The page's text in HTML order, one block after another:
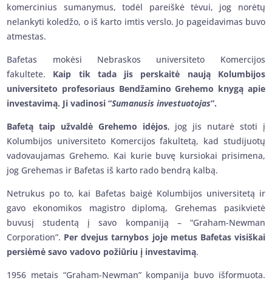
komercinius sumanymus, todėl pareiškė tėvui, jog norėtų
nelankyti koledžo, o iš karto imtis verslo. Jo pageidavimas buvo
atmestas.
Bafetas mokėsi Nebraskos universiteto Komercijos
fakultete. Kaip tik tada jis perskaitė naują Kolumbijos
universiteto profesoriaus Bendžamino Grehemo knygą apie
investavimą. Ji vadinosi “Sumanusis investuotojas”.
Bafetą taip užvaldė Grehemo idėjos, jog jis nutarė stoti į
Kolumbijos universiteto Komercijos fakultetą, kad studijuotų
vadovaujamas Grehemo. Kai kurie buvę kursiokai prisimena,
jog Grehemas ir Bafetas iš karto rado bendrą kalbą.
Netrukus po to, kai Bafetas baigė Kolumbijos universitetą ir
gavo ekonomikos magistro diplomą, Grehemas pasikvietė
buvusį studentą į savo kompaniją – “Graham-Newman
Corporation”. Per dvejus tarnybos joje metus Bafetas visiškai
persiėmė savo vadovo požiūriu į investavimą.
1956 metais “Graham-Newman” kompanija buvo išformuota.